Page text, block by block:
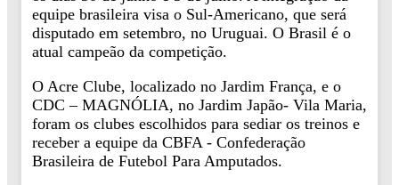
equipe brasileira visa o Sul-Americano, que será
disputado em setembro, no Uruguai. O Brasil é o
atual campeão da competição.
O Acre Clube, localizado no Jardim França, e o
CDC – MAGNÓLIA, no Jardim Japão- Vila Maria,
foram os clubes escolhidos para sediar os treinos e
receber a equipe da CBFA - Confederação
Brasileira de Futebol Para Amputados.